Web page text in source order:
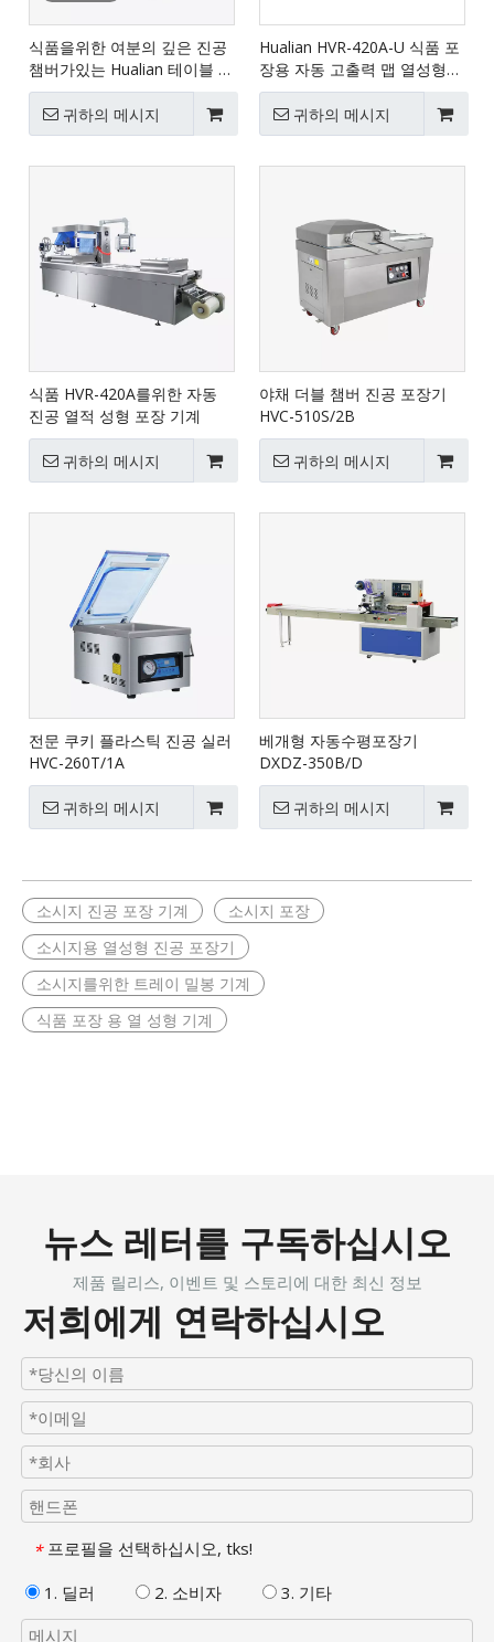
식품을위한 여분의 깊은 진공
챔버가있는 Hualian 테이블 상
단 진공 포장 기계 HVC-260T
∕ 1d 귀하의 메시지
Hualian HVR-420A-U 식품 포
장용 자동 고출력 맵 열성형
진공 포장 기계
귀하의 메시지
식품 HVR-420A를위한 자동
진공 열적 성형 포장 기계
귀하의 메시지
야채 더블 챔버 진공 포장기
HVC-510S/2B
귀하의 메시지
전문 쿠키 플라스틱 진공 실러
HVC-260T/1A
귀하의 메시지
베개형 자동수평포장기
DXDZ-350B/D
귀하의 메시지
소시지 진공 포장 기계
소시지 포장
소시지용 열성형 진공 포장기
소시지를위한 트레이 밀봉 기계
식품 포장 용 열 성형 기계
뉴스 레터를 구독하십시오
제품 릴리스, 이벤트 및 스토리에 대한 최신 정보
저희에게 연락하십시오
* 프로필을 선택하십시오, tks!
1. 딜러
2. 소비자 3. 기타